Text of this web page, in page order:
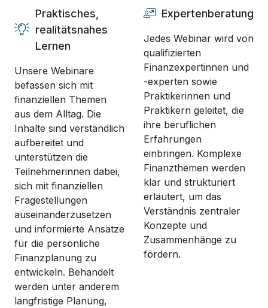
Praktisches,
realitätsnahes
Lernen
Unsere Webinare
befassen sich mit
finanziellen Themen
aus dem Alltag. Die
Inhalte sind verständlich
aufbereitet und
unterstützen die
Teilnehmerinnen dabei,
sich mit finanziellen
Fragestellungen
auseinanderzusetzen
und informierte Ansätze
für die persönliche
Finanzplanung zu
entwickeln. Behandelt
werden unter anderem
langfristige Planung,
Expertenberatung
Jedes Webinar wird von
qualifizierten
Finanzexpertinnen und
-experten sowie
Praktikerinnen und
Praktikern geleitet, die
ihre beruflichen
Erfahrungen
einbringen. Komplexe
Finanzthemen werden
klar und strukturiert
erläutert, um das
Verständnis zentraler
Konzepte und
Zusammenhänge zu
fördern.